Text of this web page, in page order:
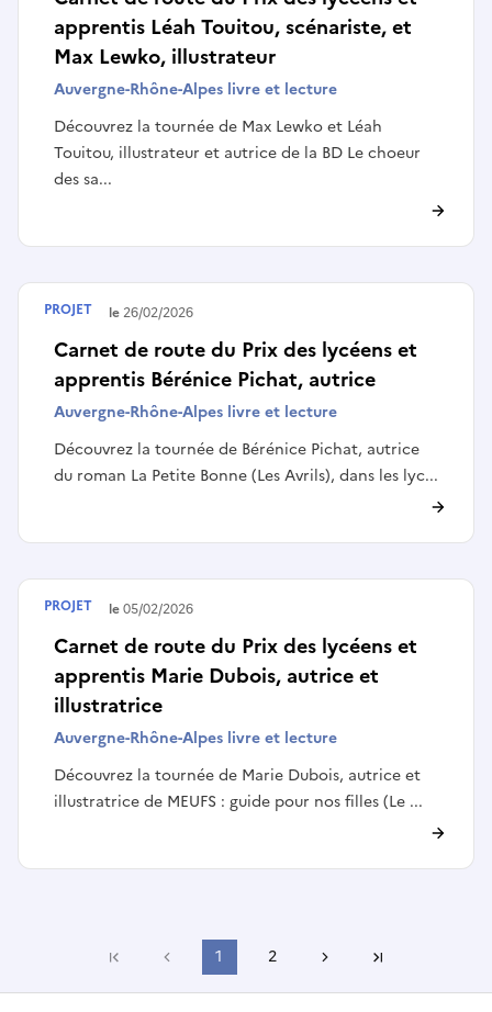
apprentis Léah Touitou, scénariste, et
Max Lewko, illustrateur
Auvergne-Rhône-Alpes livre et lecture
Découvrez la tournée de Max Lewko et Léah
Touitou, illustrateur et autrice de la BD Le choeur
des sa...
Carnet de route du Prix des lycéens et
apprentis Bérénice Pichat, autrice
Auvergne-Rhône-Alpes livre et lecture
Découvrez la tournée de Bérénice Pichat, autrice
du roman La Petite Bonne (Les Avrils), dans les lyc...
Terminé le26/02/2026
PROJET
Carnet de route du Prix des lycéens et
apprentis Marie Dubois, autrice et
illustratrice
Auvergne-Rhône-Alpes livre et lecture
Découvrez la tournée de Marie Dubois, autrice et
illustratrice de MEUFS : guide pour nos filles (Le ...
Terminé le05/02/2026
PROJET
Première pagePage précédente
1 2 Page suivante
Dernière page